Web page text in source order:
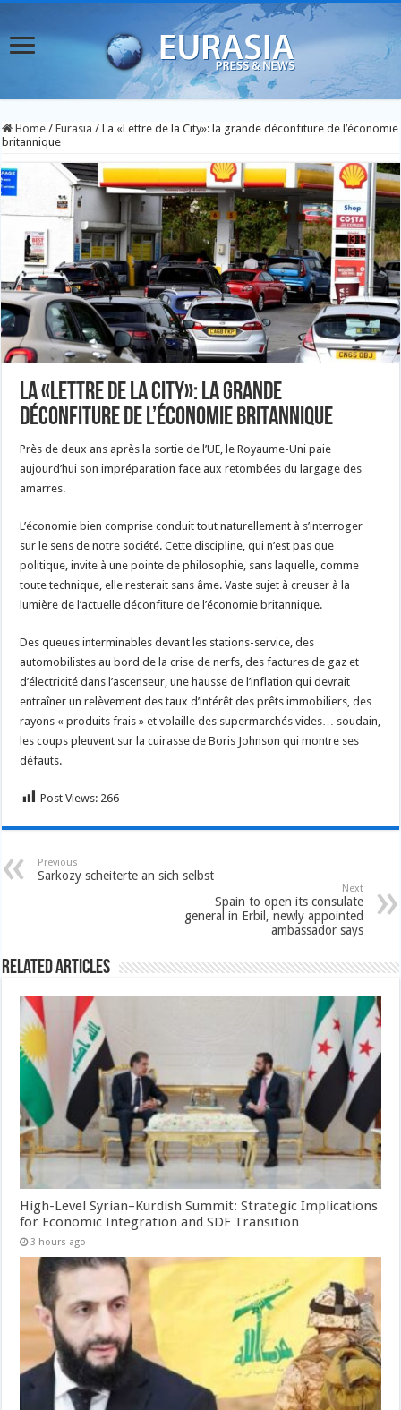
Home / Eurasia / La «Lettre de la City»: la grande déconfiture de l’économie
britannique
La «Lettre de la City»: la grande
déconfiture de l’économie britannique
Près de deux ans après la sortie de l’UE, le Royaume-Uni paie
aujourd’hui son impréparation face aux retombées du largage des
amarres.
L’économie bien comprise conduit tout naturellement à s’interroger
sur le sens de notre société. Cette discipline, qui n’est pas que
politique, invite à une pointe de philosophie, sans laquelle, comme
toute technique, elle resterait sans âme. Vaste sujet à creuser à la
lumière de l’actuelle déconfiture de l’économie britannique.
Des queues interminables devant les stations-service, des
automobilistes au bord de la crise de nerfs, des factures de gaz et
d’électricité dans l’ascenseur, une hausse de l’inflation qui devrait
entraîner un relèvement des taux d’intérêt des prêts immobiliers, des
rayons « produits frais » et volaille des supermarchés vides… soudain,
les coups pleuvent sur la cuirasse de Boris Johnson qui montre ses
défauts.
Post Views: 266
Previous
Sarkozy scheiterte an sich selbst
Next
Spain to open its consulate
general in Erbil, newly appointed
ambassador says
Related Articles
High-Level Syrian–Kurdish Summit: Strategic Implications
for Economic Integration and SDF Transition
3 hours ago